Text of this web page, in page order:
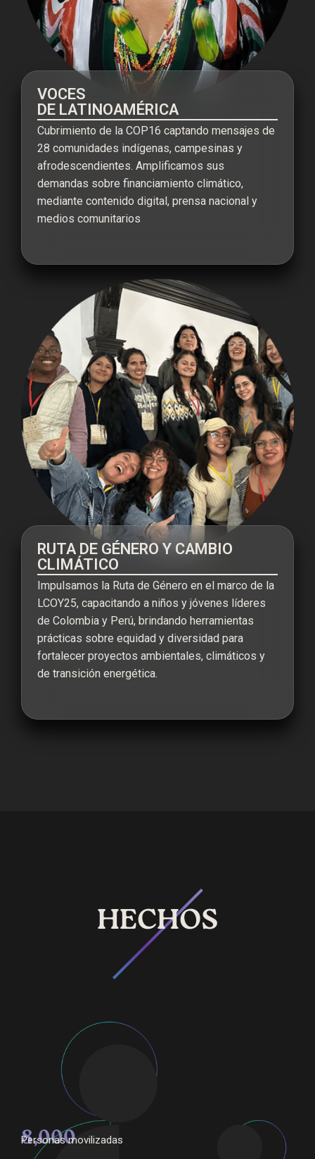
VOCES
DE LATINOAMÉRICA
Cubrimiento de la COP16 captando mensajes de
28 comunidades indígenas, campesinas y
afrodescendientes. Amplificamos sus
demandas sobre financiamiento climático,
mediante contenido digital, prensa nacional y
medios comunitarios
RUTA DE GÉNERO Y CAMBIO
CLIMÁTICO
Impulsamos la Ruta de Género en el marco de la
LCOY25, capacitando a niños y jóvenes líderes
de Colombia y Perú, brindando herramientas
prácticas sobre equidad y diversidad para
fortalecer proyectos ambientales, climáticos y
de transición energética.
HECHOS
8,000
Personas movilizadas